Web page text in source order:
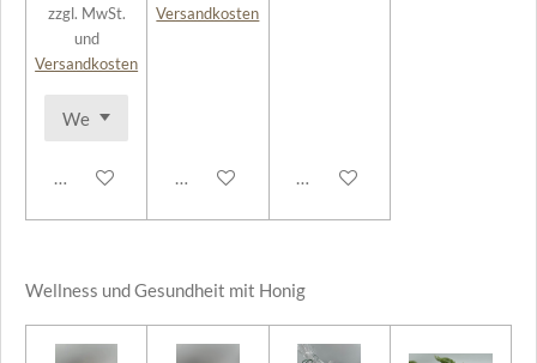
zzgl. MwSt.
und
Versandkosten
In den Warenkorb
Versandkosten
In den WarenkorbIn den Warenkorb
Wellness und Gesundheit mit Honig